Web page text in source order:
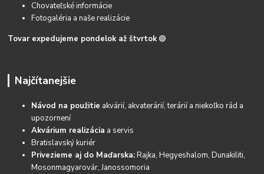
Chovateľské informácie
Fotogaléria a naše realizácie
Tovar expedujeme pondelok až štvrtok 🟢
Najčítanejšie
Návod na použitie akvárií, akvaterárií, terárií a niekoľko rád a
upozornení
Akvárium realizácia a servis
Bratislavský kuriér
Privezieme aj do Maďarska:Rajka, Hegyeshalom, Dunakiliti,
Mosonmagyarovár, Janossomoria